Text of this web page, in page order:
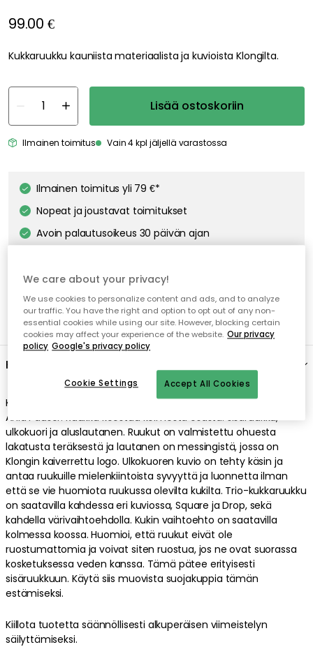
99.00 €
Kukkaruukku kauniista materiaalista ja kuvioista Klongilta.
Lisää ostoskoriin
Ilmainen toimitus Vain 4 kpl jäljellä varastossa
Ilmainen toimitus yli 79 €*
Nopeat ja joustavat toimitukset
Avoin palautusoikeus 30 päivän ajan
Kuvaus
Klongin suunnittelema Trio-kukkaruukku, jonka on suunnitellut
Ania Pauser. Ruukku koostuu kolmesta osasta: sisäruukku,
ulkokuori ja aluslautanen. Ruukut on valmistettu ohuesta
lakatusta teräksestä ja lautanen on messingistä, jossa on
Klongin kaiverrettu logo. Ulkokuoren kuvio on tehty käsin ja
antaa ruukuille mielenkiintoista syvyyttä ja luonnetta ilman
että se vie huomiota ruukussa olevilta kukilta. Trio-kukkaruukku
on saatavilla kahdessa eri kuviossa, Square ja Drop, sekä
kahdella värivaihtoehdolla. Kukin vaihtoehto on saatavilla
kolmessa koossa. Huomioi, että ruukut eivät ole
ruostumattomia ja voivat siten ruostua, jos ne ovat suorassa
kosketuksessa veden kanssa. Tämä pätee erityisesti
sisäruukkuun. Käytä siis muovista suojakuppia tämän
estämiseksi.
Kiillota tuotetta säännöllisesti alkuperäisen viimeistelyn
säilyttämiseksi.
We care about your privacy!
We use cookies to personalize content and ads, and to analyze
our traffic. You have the right and option to opt out of any non-
essential cookies while using our site. However, blocking certain
cookies may affect your experience of the website. Our privacy
policy Google's privacy policy
Accept All Cookies
Cookie Settings